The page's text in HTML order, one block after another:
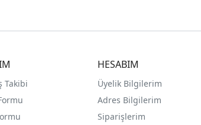
Takibi
HESABIM
Üyelik Bilgilerim
Adres Bilgilerim
Siparişlerim